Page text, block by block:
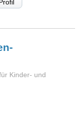
Kinder- und